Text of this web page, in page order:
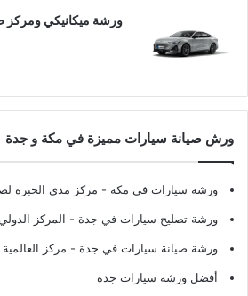
ورشة ميكانيكي ومركز
ورش صيانة سيارات مميزة في مكة و جدة
ورشة سيارات في مكة - مركز مدى الخبرة
ورشة تصليح سيارات في جدة - المركز
ورشة صيانة سيارات في جدة - مركز
أفضل ورشة سيارات جدة